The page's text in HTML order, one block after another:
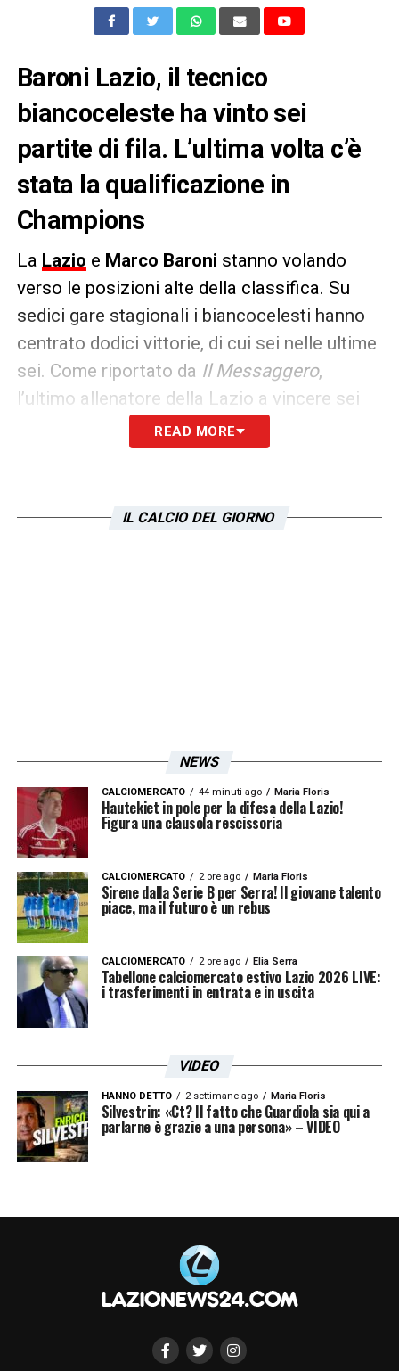
Baroni Lazio, il tecnico
biancoceleste ha vinto sei
partite di fila. L’ultima volta c’è
stata la qualificazione in
Champions
La Lazio e Marco Baroni stanno volando
verso le posizioni alte della classifica. Su
sedici gare stagionali i biancocelesti hanno
centrato dodici vittorie, di cui sei nelle ultime
sei. Come riportato da Il Messaggero,
l’ultimo allenatore della Lazio a vincere sei
partite consecutive è statoSimone Inzaghi
dell’Inter aveva conquistato la qualificazione
READ MORE
IL CALCIO DEL GIORNO
NEWS
CALCIOMERCATO 44 minuti ago Maria Floris
Hautekiet in pole per la difesa della Lazio!
Figura una clausola rescissoria
CALCIOMERCATO 2 ore ago Maria Floris
Sirene dalla Serie B per Serra! Il giovane talento
piace, ma il futuro è un rebus
CALCIOMERCATO 2 ore ago Elia Serra
Tabellone calciomercato estivo Lazio 2026 LIVE:
i trasferimenti in entrata e in uscita
VIDEO
HANNO DETTO 2 settimane ago Maria Floris
Silvestrin: «Ct? Il fatto che Guardiola sia qui a
parlarne è grazie a una persona» – VIDEO